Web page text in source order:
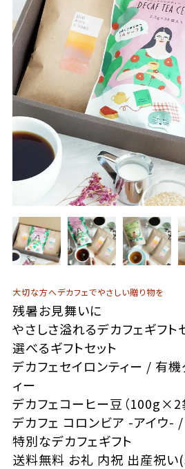
大切な方へデカフェでやさしい贈り物を
残暑お見舞いに
やさしさ溢れるデカフェギフト
選べるギフトセット
デカフェセイロンティー / 有機
ィー
デカフェコーヒー豆（100g×2
デカフェ コロンビア -アイウ-
特別なデカフェギフト
送料無料 お礼 内祝 出産祝い